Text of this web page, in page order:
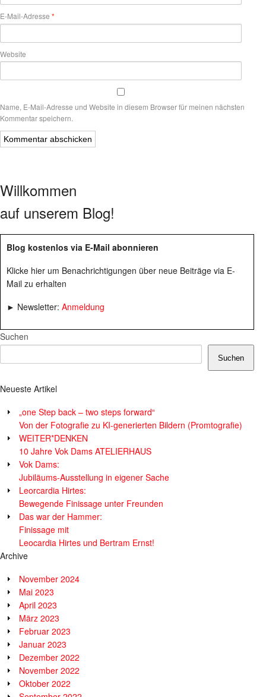
E-Mail-Adresse *
Website
Name, E-Mail-Adresse und Website in diesem Browser für meinen nächsten
Kommentar speichern.
Willkommen
auf unserem Blog!
Blog kostenlos via E-Mail abonnieren
Klicke hier um Benachrichtigungen über neue Beiträge via E-
Mail zu erhalten
► Newsletter: Anmeldung
Suchen
Suchen
Neueste Artikel
„one Step back – two steps forward“
Von der Fotografie zu KI-generierten Bildern (Promtografie)
WEITER*DENKEN
10 Jahre Vok Dams ATELIERHAUS
Vok Dams:
Jubiläums-Ausstellung in eigener Sache
Leorcardia Hirtes:
Bewegende Finissage unter Freunden
Das war der Hammer:
Finissage mit
Leocardia Hirtes und Bertram Ernst!
Archive
November 2024
Mai 2023
April 2023
März 2023
Februar 2023
Januar 2023
Dezember 2022
November 2022
Oktober 2022